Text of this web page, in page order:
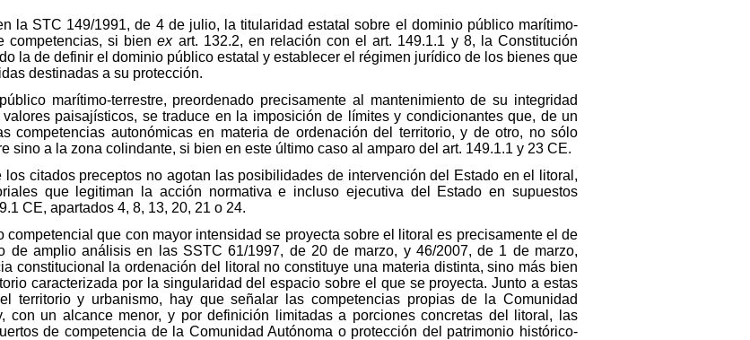
la STC 149/1991, de 4 de julio, la titularidad estatal sobre el dominio público marítimo-
competencias, si bienexart. 132.2, en relación con el art. 149.1.1 y 8, la Constitución
la de definir el dominio público estatal y establecer el régimen jurídico de los bienes que
destinadas a su protección.
marítimo-terrestre, preordenado precisamente al mantenimiento de su integridad
paisajísticos, se traduce en la imposición de límites y condicionantes que, de un
competencias autonómicas en materia de ordenación del territorio, y de otro, no sólo
sino a la zona colindante, si bien en este último caso al amparo del art. 149.1.1 y 23 CE.
los citados preceptos no agotan las posibilidades de intervención del Estado en el litoral,
que legitiman la acción normativa e incluso ejecutiva del Estado en supuestos
CE, apartados 4, 8, 13, 20, 21 o 24.
competencial que con mayor intensidad se proyecta sobre el litoral es precisamente el de
de amplio análisis en las SSTC 61/1997, de 20 de marzo, y 46/2007, de 1 de marzo,
constitucional la ordenación del litoral no constituye una materia distinta, sino más bien
caracterizada por la singularidad del espacio sobre el que se proyecta. Junto a estas
territorio y urbanismo, hay que señalar las competencias propias de la Comunidad
con un alcance menor, y por definición limitadas a porciones concretas del litoral, las
de competencia de la Comunidad Autónoma o protección del patrimonio histórico-